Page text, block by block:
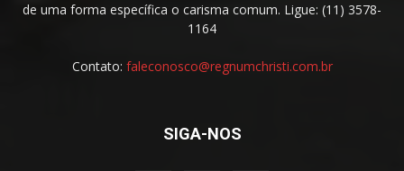
de uma forma específica o carisma comum. Ligue: (11) 3578-
1164
Contato: faleconosco@regnumchristi.com.br
SIGA-NOS